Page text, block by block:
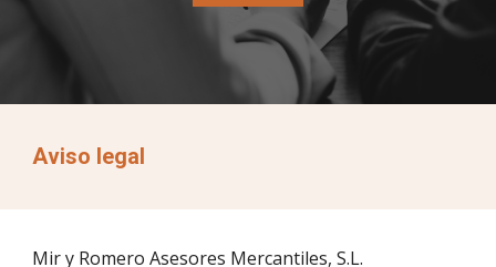
Aviso legal
Mir y Romero Asesores Mercantiles, S.L.